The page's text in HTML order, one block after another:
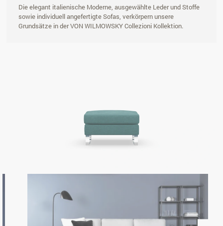
Die elegant italienische Moderne, ausgewählte Leder und Stoffe
sowie individuell angefertigte Sofas, verkörpern unsere
Grundsätze in der VON WILMOWSKY Collezioni Kollektion.